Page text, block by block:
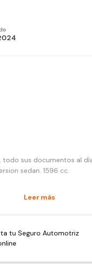
sus documentos al
sedan. 1596 cc.
Leer más
tu Seguro Automotriz